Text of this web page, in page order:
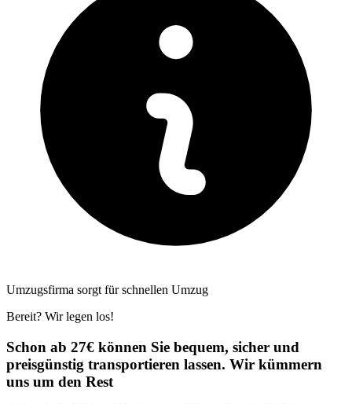
Umzugsfirma sorgt für schnellen Umzug
Bereit? Wir legen los!
Schon ab 27€ können Sie bequem, sicher und
preisgünstig transportieren lassen. Wir kümmern
uns um den Rest